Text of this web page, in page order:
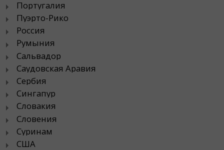
Португалия
Пуэрто-Рико
Россия
Румыния
Сальвадор
Саудовская Аравия
Сербия
Сингапур
Словакия
Словения
Суринам
США